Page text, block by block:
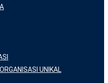
UNIKAL